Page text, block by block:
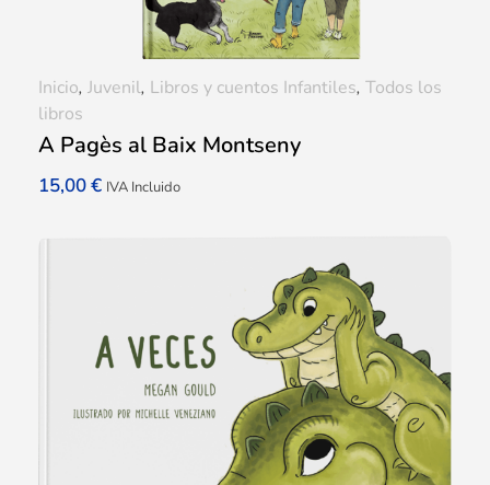
A Pagès al Baix Montseny
15,00€ IVA Incluido
Inicio, Juvenil, Libros y cuentos Infantiles, Todos los
libros